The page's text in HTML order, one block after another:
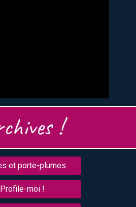
!
et porte-plumes
Profile-moi !